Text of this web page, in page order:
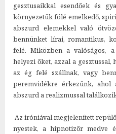
gesztusaikkal esendőek és
környezetük fölé emelkedő,
abszurd elemekkel való
bennünket lírai, romantikus,
felé. Miközben a valóságos,
helyezi őket, azzal a
az ég felé szállnak, vagy
peremvidékre érkezünk, ahol
abszurd a realizmussal
Az iróniával megjelenített
nyestek, a hipnotizőr medve